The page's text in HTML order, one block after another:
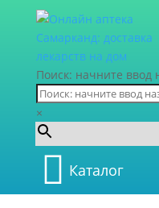
Поиск: начните ввод
×
Каталог